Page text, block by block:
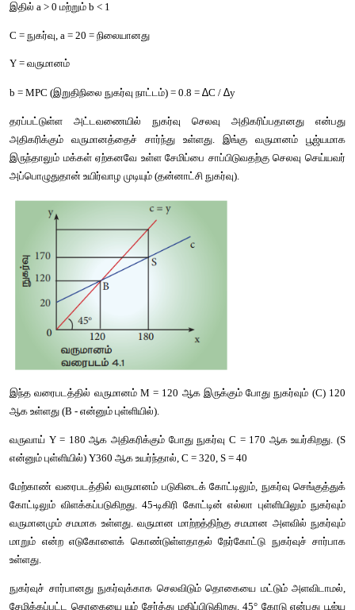
C = 100 + 0.8Y என்று கொள்ளும் போது MPC = 0.8
இருக்கும். வருமானம் 100 (Y=100) எனில் நுகர்வுச் செலவு 180
வருமானம் 200(Y=200) எனில் நுகர்வுச் செலவு 260 (C =
300 (Y = 300) எனில் நுகர்வுச் செலவு 340 (C = 340) ஆகவும்
Y = 300 எனில்
C = 340 ஆக இருக்கும் போது
(MPC = ∆C / ∆y = 0.8)
கணிதரீதியாக
C = a + b Y or c = 20 + 0.8Y
இதில் a > 0 மற்றும் b < 1
Y = வருமானம்
b = MPC (இறுதிநிலை நுகர்வு நாட்டம்) = 0.8 = C / ∆y
தரப்பட்டுள்ள அட்டவணையில் நுகர்வு செலவு
அதிகரிக்கும் வருமானத்தைச் சார்ந்து உள்ளது. இங்கு
அப்பொழுதுதான் உயிர்வாழ முடியும் (தன்னாட்சி நுகர்வு).